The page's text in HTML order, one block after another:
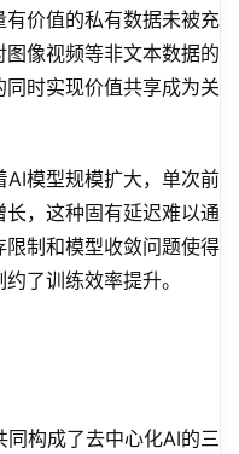
价值的私有数据未被充
像视频等非文本数据的
时实现价值共享成为关
模型规模扩大，单次前
，这种固有延迟难以通
制和模型收敛问题使得
了训练效率提升。
构成了去中心化AI的三